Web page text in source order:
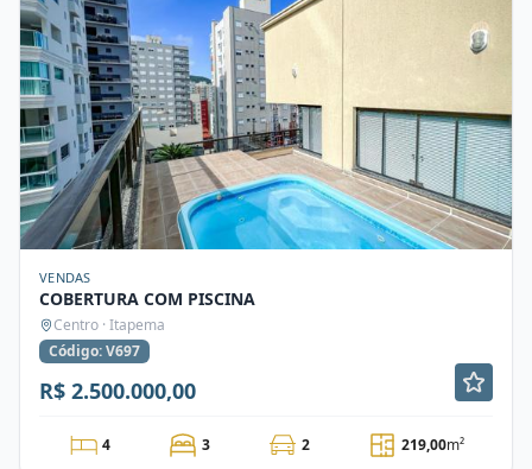
VENDAS
COBERTURA COM PISCINA
Centro · Itapema
Código: V697
R$ 2.500.000,00
4 3 2 219,00m²